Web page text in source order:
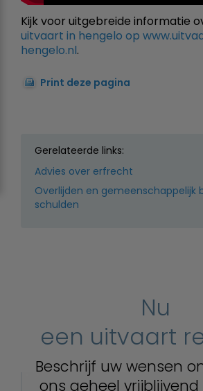
Kijk voor uitgebreide informatie
uitvaart in hengelo op
hengelo.nl.
Print deze pagina
Gerelateerde links:
Advies over erfrecht
Overlijden en gemeenschappelijk
schulden
Nu
een uitvaart
Beschrijf uw wensen
ons geheel